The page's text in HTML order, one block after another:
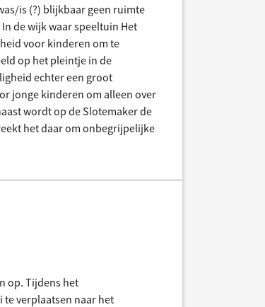
is (?) blijkbaar geen ruimte
de wijk waar speeltuin Het
voor kinderen om te
op het pleintje in de
echter een groot
jonge kinderen om alleen over
wordt op de Slotemaker de
het daar om onbegrijpelijke
op. Tijdens het
verplaatsen naar het